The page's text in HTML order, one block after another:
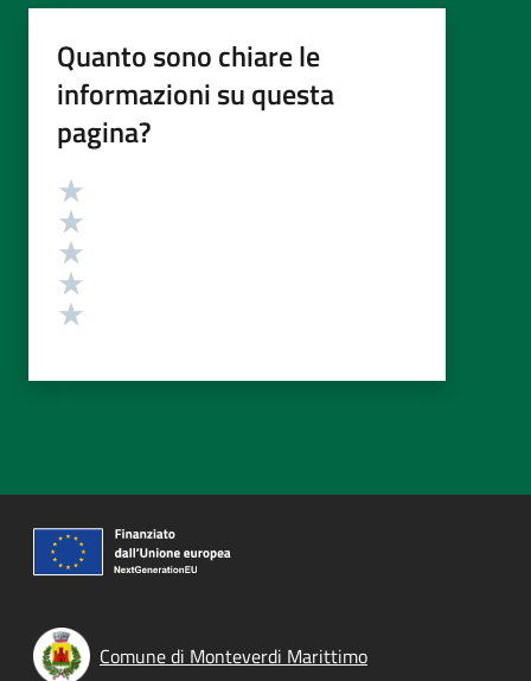
Quanto sono chiare le
informazioni su questa
pagina?
Valutazione
Comune di Monteverdi Marittimo